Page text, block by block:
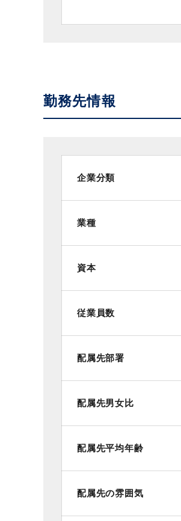
勤務先情報
企業分類
業種
資本
従業員数
配属先部署
配属先男女比
配属先平均年齢
配属先の雰囲気